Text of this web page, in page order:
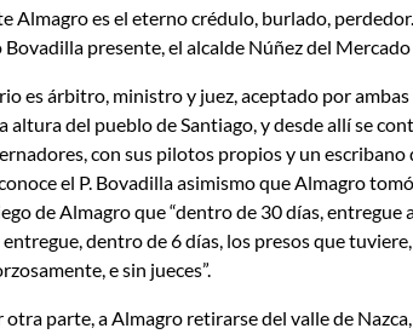
Almagro es el eterno crédulo, burlado,
Bovadilla presente, el alcalde Núñez del
es árbitro, ministro y juez, aceptado por
altura del pueblo de Santiago, y desde allí se
con sus pilotos propios y un
el P. Bovadilla asimismo que Almagro
de Almagro que “dentro de 30 días,
dentro de 6 días, los presos que
e sin jueces”.
parte, a Almagro retirarse del valle de